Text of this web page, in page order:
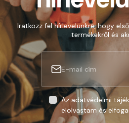
Iratkozz fel hírlevelünkre, hogy
termékekről és
Az adatvédelmi
elolvastam és